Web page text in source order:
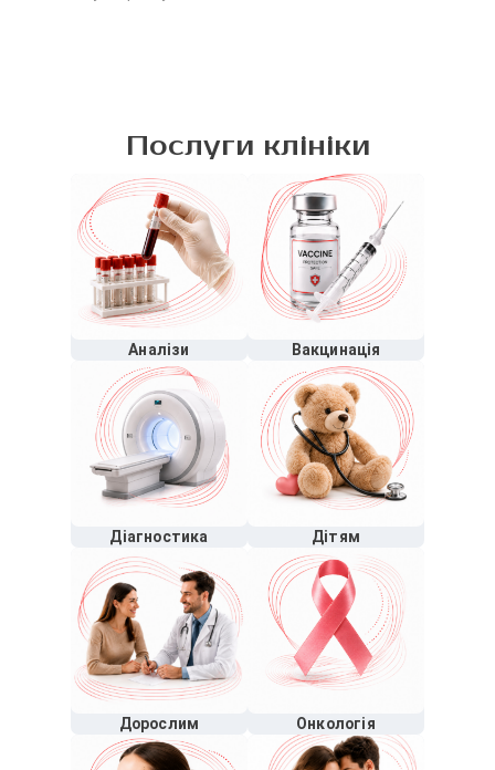
Послуги клініки
Аналізи Вакцинація
Діагностика Дітям
Дорослим Онкологія